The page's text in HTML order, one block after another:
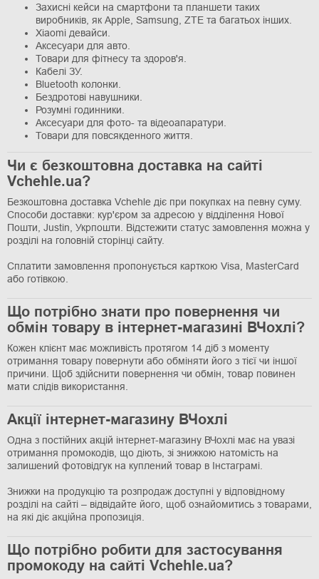
Захисні кейси на смартфони та планшети таких
виробників, як Apple, Samsung, ZTE та багатьох інших.
Xiaomi девайси.
Аксесуари для авто.
Товари для фітнесу та здоров'я.
Кабелі ЗУ.
Bluetooth колонки.
Бездротові навушники.
Розумні годинники.
Аксесуари для фото- та відеоапаратури.
Товари для повсякденного життя.
Чи є безкоштовна доставка на сайті
Vchehle.ua?
Безкоштовна доставка Vchehle діє при покупках на певну суму.
Способи доставки: кур'єром за адресою у відділення Нової
Пошти, Justin, Укрпошти. Відстежити статус замовлення можна у
розділі на головній сторінці сайту.
Сплатити замовлення пропонується карткою Visa, MasterCard
або готівкою.
Що потрібно знати про повернення чи
обмін товару в інтернет-магазині ВЧохлі?
Кожен клієнт має можливість протягом 14 діб з моменту
отримання товару повернути або обміняти його з тієї чи іншої
причини. Щоб здійснити повернення чи обмін, товар повинен
мати слідів використання.
Акції інтернет-магазину ВЧохлі
Одна з постійних акцій інтернет-магазину ВЧохлі має на увазі
отримання промокодів, що діють, зі знижкою натомість на
залишений фотовідгук на куплений товар в Інстаграмі.
Знижки на продукцію та розпродаж доступні у відповідному
розділі на сайті – відвідайте його, щоб ознайомитись з товарами,
на які діє акційна пропозиція.
Що потрібно робити для застосування
промокоду на сайті Vchehle.ua?